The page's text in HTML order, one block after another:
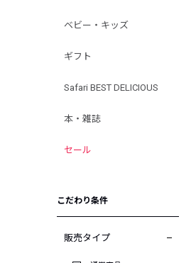
ベビー・キッズ
ギフト
Safari BEST DELICIOUS
本・雑誌
セール
こだわり条件
販売タイプ